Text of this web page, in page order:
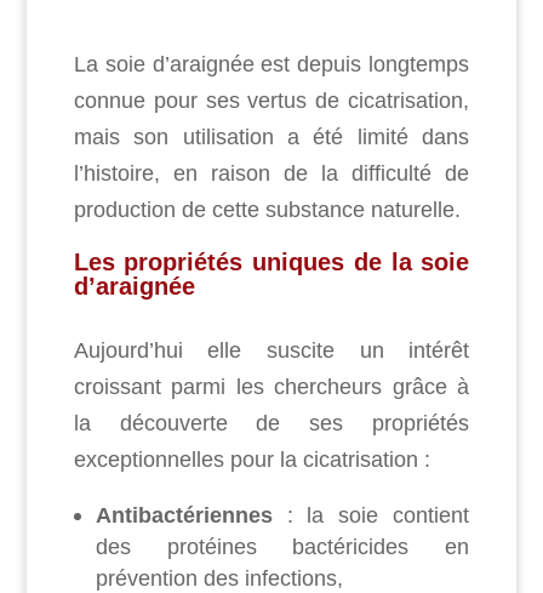
La soie d’araignée est depuis longtemps
connue pour ses vertus de cicatrisation,
mais son utilisation a été limité dans
l’histoire, en raison de la difficulté de
production de cette substance naturelle.
Les propriétés uniques de la soie
d’araignée
Aujourd’hui elle suscite un intérêt
croissant parmi les chercheurs grâce à
la découverte de ses propriétés
exceptionnelles pour la cicatrisation :
Antibactériennes :
la soie contient
des protéines bactéricides en
prévention des infections,